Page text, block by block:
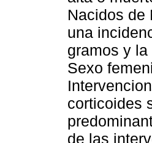
Nacidos de
una
gramos y
Sexo
corticoides
de las